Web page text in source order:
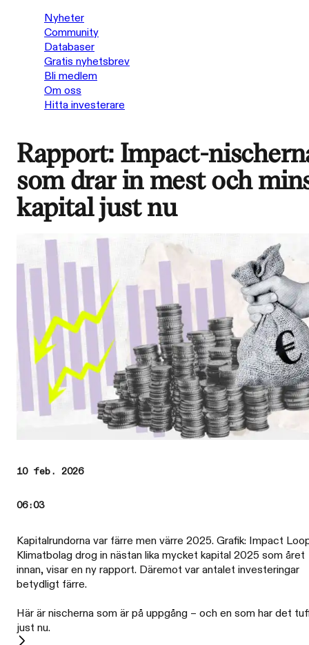
Nyheter
Community
Databaser
Gratis nyhetsbrev
Bli medlem
Om oss
Hitta investerare
Rapport: Impact-
som drar in mest och
kapital just nu
10 feb. 2026
06:03
Kapitalrundorna var färre men värre 2025. Grafik: Impact
Klimatbolag drog in nästan lika mycket kapital 2025 som året
innan, visar en ny rapport. Däremot var antalet investeringar
betydligt färre.
Här är nischerna som är på uppgång – och en som har det
just nu.